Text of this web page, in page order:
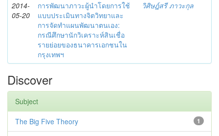
2014-
05-20
การพัฒนาภาวะผู้นำโดยการใช้
แบบประเมินทางจิตวิทยาและ
การจัดทำแผนพัฒนาตนเอง:
กรณีศึกษานักวิเคราะห์สินเชื่อ
รายย่อยของธนาคารเอกชนใน
กรุงเทพฯ
วิศิษฎ์สรี ภาวะกุล
Discover
Subject
1
The Big Five Theory